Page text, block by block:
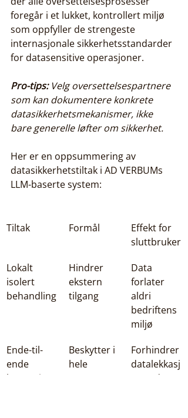
foregår i et lukket, kontrollert miljø
som oppfyller de strengeste
internasjonale sikkerhetsstandarder
for datasensitive operasjoner.
Pro-tips: Velg oversettelsespartnere
som kan dokumentere konkrete
datasikkerhetsmekanismer, ikke
bare generelle løfter om sikkerhet.
Her er en oppsummering av
datasikkerhetstiltak i AD VERBUMs
LLM-baserte system:
Tiltak Formål
Effekt for
sluttbruker
Lokalt
isolert
behandling
Hindrer
ekstern
tilgang
Data
forlater
aldri
bedriftens
miljø
Ende-til-
ende
kryptering
Beskytter i
hele
Forhindrer
datalekkasj
er under